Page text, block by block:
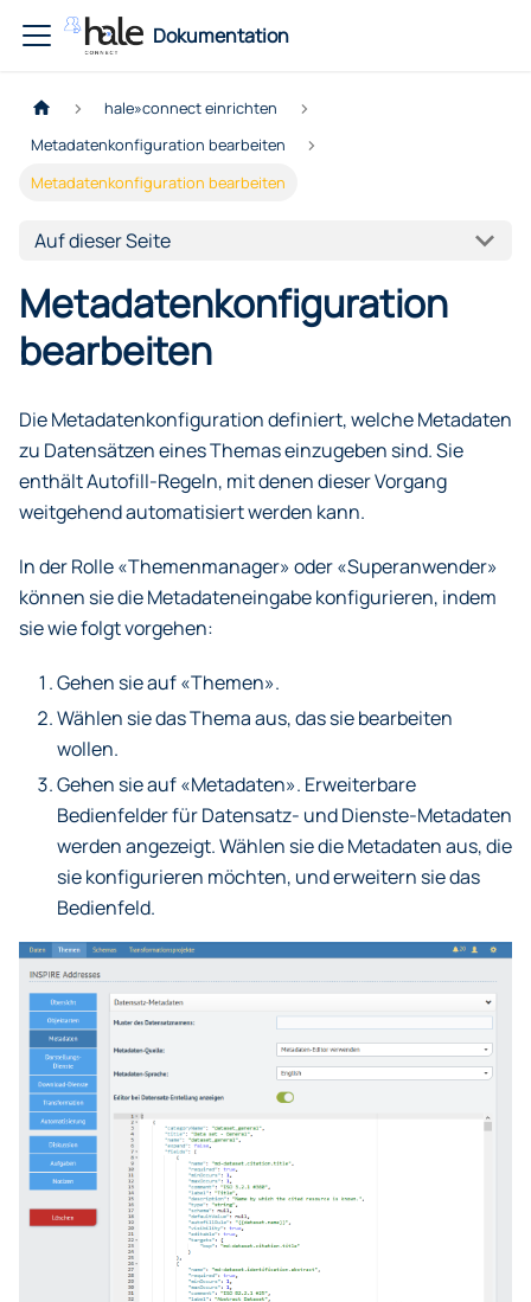
Dokumentation
hale»connect einrichten
Metadatenkonfiguration bearbeiten
Metadatenkonfiguration bearbeiten
Auf dieser Seite
Metadatenkonfiguration
bearbeiten
Die Metadatenkonfiguration definiert, welche Metadaten
zu Datensätzen eines Themas einzugeben sind. Sie
enthält Autofill-Regeln, mit denen dieser Vorgang
weitgehend automatisiert werden kann.
In der Rolle «Themenmanager» oder «Superanwender»
können sie die Metadateneingabe konfigurieren, indem
sie wie folgt vorgehen:
Gehen sie auf «Themen».
Wählen sie das Thema aus, das sie bearbeiten
wollen.
Gehen sie auf «Metadaten». Erweiterbare
Bedienfelder für Datensatz- und Dienste-Metadaten
werden angezeigt. Wählen sie die Metadaten aus, die
sie konfigurieren möchten, und erweitern sie das
Bedienfeld.